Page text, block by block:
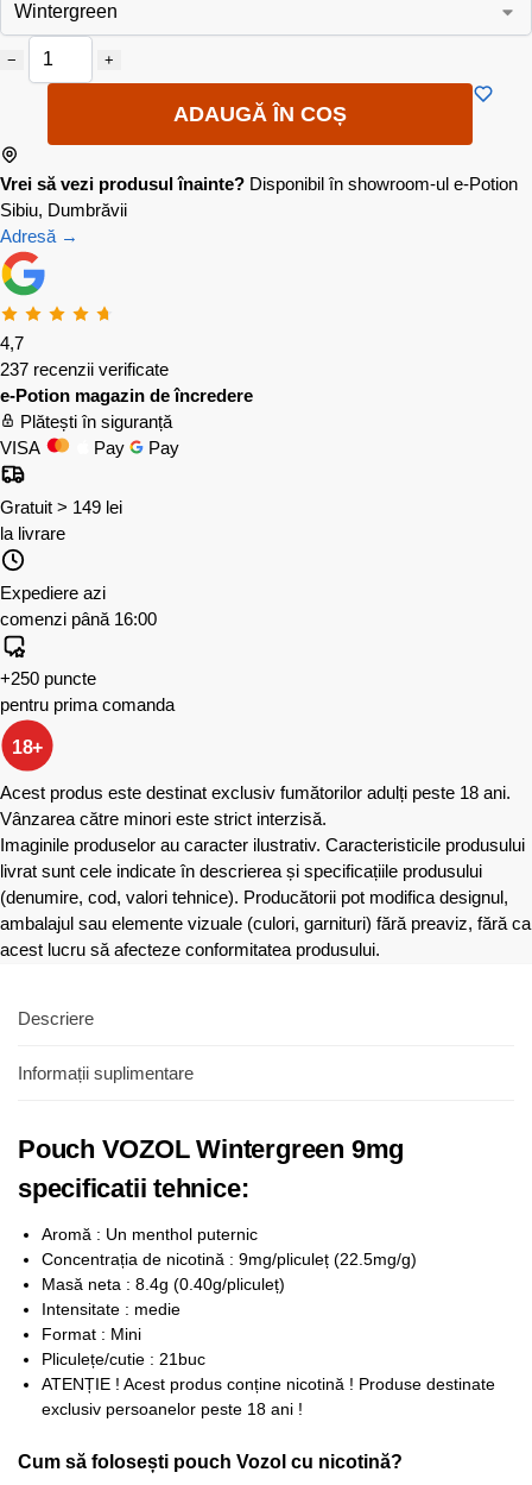
− +
ADAUGĂ ÎN COȘ
Vrei să vezi produsul înainte? Disponibil în showroom-ul e-Potion
Sibiu, Dumbrăvii
Adresă →
4,7
237 recenzii verificate
e-Potion magazin de încredere
Plătești în siguranță
VISA
Pay Pay
Gratuit > 149 lei
la livrare
Expediere azi
comenzi până 16:00
+250 puncte
pentru prima comanda
18+
Acest produs este destinat exclusiv fumătorilor adulți peste 18 ani.
Vânzarea către minori este strict interzisă.
Imaginile produselor au caracter ilustrativ. Caracteristicile produsului
livrat sunt cele indicate în descrierea și specificațiile produsului
(denumire, cod, valori tehnice). Producătorii pot modifica designul,
ambalajul sau elemente vizuale (culori, garnituri) fără preaviz, fără ca
acest lucru să afecteze conformitatea produsului.
Descriere
Informații suplimentare
Pouch VOZOL Wintergreen 9mg
specificatii tehnice:
Aromă : Un menthol puternic
Concentrația de nicotină : 9mg/pliculeț (22.5mg/g)
Masă neta : 8.4g (0.40g/pliculeț)
Intensitate : medie
Format : Mini
Pliculețe/cutie : 21buc
ATENȚIE ! Acest produs conține nicotină ! Produse destinate
exclusiv persoanelor peste 18 ani !
Cum să folosești pouch Vozol cu nicotină?